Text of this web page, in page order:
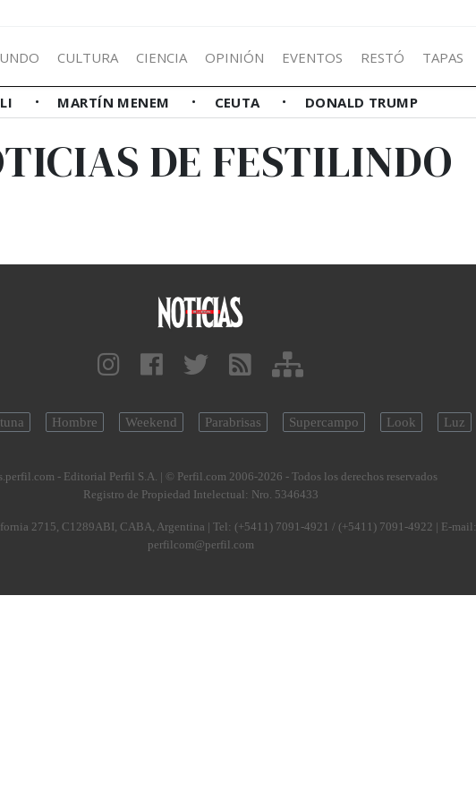
CULTURA CIENCIA OPINIÓN EVENTOS RESTÓ TAPAS
MARTÍN MENEM CEUTA DONALD TRUMP
DE FESTILINDO
Hombre Weekend Parabrisas Supercampo Look Luz
- Editorial Perfil S.A. | © Perfil.com 2006-2026 - Todos los derechos reservados
Registro de Propiedad Intelectual: Nro. 5346433
2715, C1289ABI, CABA, Argentina | Tel: (+5411) 7091-4921 / (+5411) 7091-4922 | E-mail:
perfilcom@perfil.com